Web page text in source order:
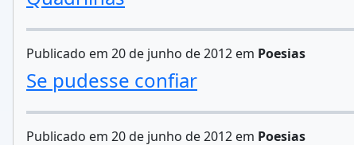
Publicado em 20 de junho de 2012 em Poesias
Se pudesse confiar
Publicado em 20 de junho de 2012 em Poesias